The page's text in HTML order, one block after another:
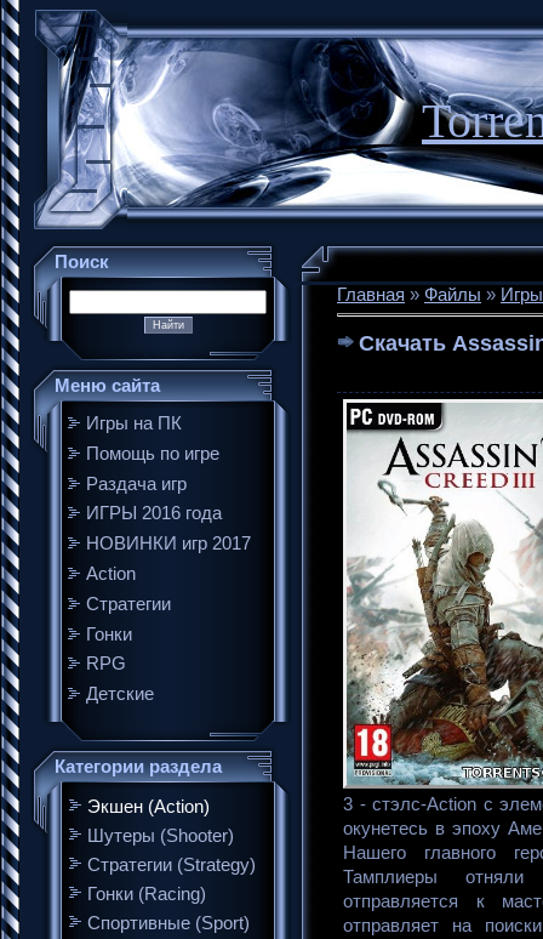
Поиск
Меню сайта
Игры на ПК
Помощь по игре
Раздача игр
ИГРЫ 2016 года
НОВИНКИ игр 2017
Action
Стратегии
Гонки
RPG
Детские
Категории раздела
Экшен (Action)
Шутеры (Shooter)
Стратегии (Strategy)
Гонки (Racing)
Спортивные (Sport)
Главная » Файлы »
Скачать
3 - стэлс-Action с
окунетесь в эпоху
Нашего главного
Тамплиеры
отправляется к
отправляет на